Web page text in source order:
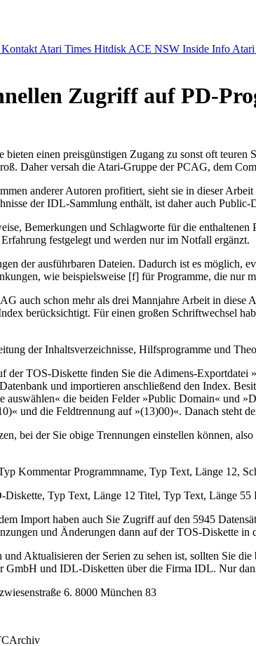
Atari Times Hitdisk ACE NSW Inside Info
Zugriff auf PD-
einen preisgünstigen Zugang zu sonst oft
Daher versah die Atari-Gruppe der PCAG, dem
anderer Autoren profitiert, sieht sie in dieser
der IDL-Sammlung enthält, ist daher auch
Bemerkungen und Schlagworte für die
festgelegt und werden nur im Notfall ergänzt.
der ausführbaren Dateien. Dadurch ist es möglich,
wie beispielsweise [f] für Programme, die nur
auch schon mehr als drei Mannjahre Arbeit in diese
berücksichtigt. Für einen großen Schriftwechsel
der Inhaltsverzeichnisse, Hilfsprogramme und
der TOS-Diskette finden Sie die Adimens-
und importieren anschließend den Index.
die beiden Felder »Public Domain« und
und die Feldtrennung auf »(13)00)«. Danach steht
bei der Sie obige Trennungen einstellen können,
Kommentar Programmname, Typ Text, Länge 12,
Typ Text, Länge 12 Titel, Typ Text, Länge 55
Import haben auch Sie Zugriff auf den 5945
und Änderungen dann auf der TOS-Diskette in
Aktualisieren der Serien zu sehen ist, sollten Sie
und IDL-Disketten über die Firma IDL. Nur
6. 8000 München 83